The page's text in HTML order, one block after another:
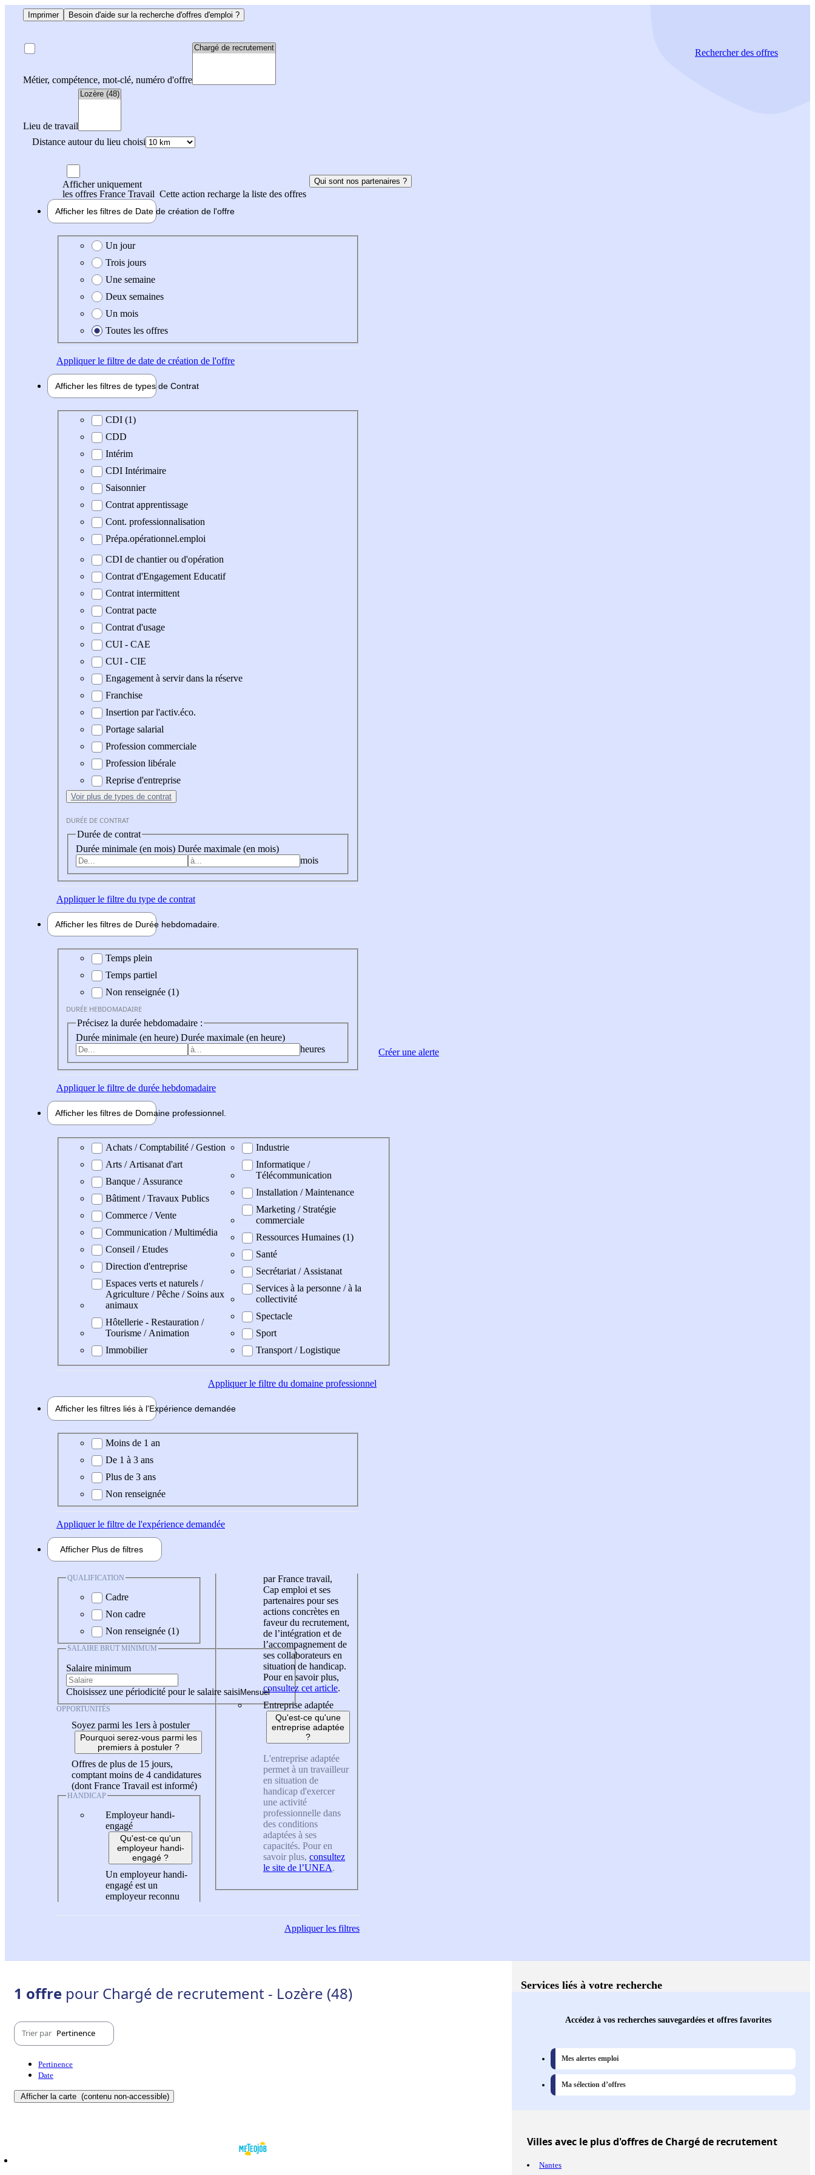
Imprimer Besoin d'aide sur la recherche d'offres d'emploi ?
Métier, compétence, mot-clé, numéro d'offre
Lieu de travail
Distance autour du lieu choisi
Rechercherdes offres
Afficher uniquement
les offres France Travail Cette action recharge la liste des offres
Qui sont nos partenaires ?
Afficher les filtres de Date de création de l'offre
Date de création de l'offre
Un jour
Trois jours
Une semaine
Deux semaines
Un mois
Toutes les offres
Appliquerle filtre de date de création de l'offre
Afficher les filtres de types de Contrat
Type de contrat
CDI (1)
CDD
Intérim
CDI Intérimaire
Saisonnier
Contrat apprentissage
Cont. professionnalisation
Prépa.opérationnel.emploi
CDI de chantier ou d'opération
Contrat d'Engagement Educatif
Contrat intermittent
Contrat pacte
Contrat d'usage
CUI - CAE
CUI - CIE
Engagement à servir dans la réserve
Franchise
Insertion par l'activ.éco.
Portage salarial
Profession commerciale
Profession libérale
Reprise d'entreprise
Voir plus de types de contrat
DURÉE DE CONTRAT
Durée de contrat
Durée minimale (en mois) Durée maximale (en mois)
mois
Appliquerle filtre du type de contrat
Afficher les filtres de Durée hebdomadaire
Durée hebdomadaire
Temps plein
Temps partiel
Non renseignée (1)
DURÉE HEBDOMADAIRE
Précisez la durée hebdomadaire :
Durée minimale (en heure) Durée maximale (en heure)
heures
Appliquerle filtre de durée hebdomadaire
Afficher les filtres de Domaine professionnel
Domaine professionel
Achats / Comptabilité / Gestion
Arts / Artisanat d'art
Banque / Assurance
Bâtiment / Travaux Publics
Commerce / Vente
Communication / Multimédia
Conseil / Etudes
Direction d'entreprise
Espaces verts et naturels /
Agriculture / Pêche / Soins aux
animaux
Hôtellerie - Restauration /
Tourisme / Animation
Immobilier
Industrie
Informatique /
Télécommunication
Installation / Maintenance
Marketing / Stratégie
commerciale
Ressources Humaines (1)
Santé
Secrétariat / Assistanat
Services à la personne / à la
collectivité
Spectacle
Sport
Transport / Logistique
Appliquerle filtre du domaine professionnel
Afficher les filtres liés à l'Expérience demandée
Expérience demandée
Moins de 1 an
De 1 à 3 ans
Plus de 3 ans
Non renseignée
Appliquerle filtre de l'expérience demandée
Afficher Plus de filtres
QUALIFICATION
Cadre
Non cadre
Non renseignée (1)
SALAIRE BRUT MINIMUM
Salaire minimum
Choisissez une périodicité pour le salaire saisi
OPPORTUNITÉS
Soyez parmi les 1ers à postuler
Pourquoi serez-vous parmi les
premiers à postuler ?
Offres de plus de 15 jours,
comptant moins de 4 candidatures
(dont France Travail est informé)
HANDICAP
Employeur handi-
engagé
Qu'est-ce qu'un
employeur handi-
engagé ?
Un employeur handi-
engagé est un
employeur reconnu
par France travail,
Cap emploi et ses
partenaires pour ses
actions concrètes en
faveur du recrutement,
de l’intégration et de
l’accompagnement de
ses collaborateurs en
situation de handicap.
Pour en savoir plus,
consultez cet article.
Entreprise adaptée
Qu'est-ce qu'une
entreprise adaptée
?
L'entreprise adaptée
permet à un travailleur
en situation de
handicap d'exercer
une activité
professionnelle dans
des conditions
adaptées à ses
capacités. Pour en
savoir plus, consultez
le site de l’UNEA.
Appliquerles filtres
Créer une alerte
1 offre pour Chargé de recrutement - Lozère (48)
Trier par Pertinence
Pertinence
Date
Afficher la carte (contenu non-accessible)
Services liés à votre recherche
Accédez à vos recherches sauvegardées et offres favorites
Mes alertes emploi
Ma sélection d’offres
Villesavec le plus d'offres de Chargé de recrutement
Nantes